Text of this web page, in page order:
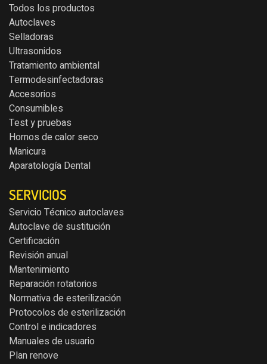
Todos los productos
Autoclaves
Selladoras
Ultrasonidos
Tratamiento ambiental
Termodesinfectadoras
Accesorios
Consumibles
Test y pruebas
Hornos de calor seco
Manicura
Aparatología Dental
SERVICIOS
Servicio Técnico autoclaves
Autoclave de sustitución
Certificación
Revisión anual
Mantenimiento
Reparación rotatorios
Normativa de esterilización
Protocolos de esterilización
Control e indicadores
Manuales de usuario
Plan renove